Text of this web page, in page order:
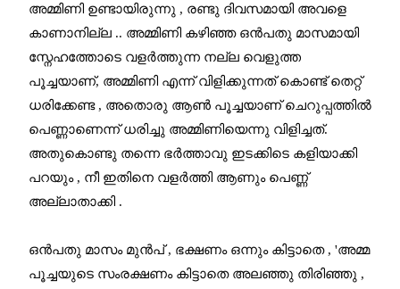
അമ്മിണി ഉണ്ടായിരുന്നു , രണ്ടു ദിവസമായി അവളെ
കാണാനില്ല .. അമ്മിണി കഴിഞ്ഞ ഒൻപതു മാസമായി
സ്നേഹത്തോടെ വളർത്തുന്ന നല്ല വെളുത്ത
പൂച്ചയാണ്, അമ്മിണി എന്ന് വിളിക്കുന്നത് കൊണ്ട് തെറ്റ്
ധരിക്കേണ്ട , അതൊരു ആൺ പൂച്ചയാണ് ചെറുപ്പത്തിൽ
പെണ്ണാണെന്ന് ധരിച്ചു അമ്മിണിയെന്നു വിളിച്ചത്.
അതുകൊണ്ടു തന്നെ ഭർത്താവു ഇടക്കിടെ കളിയാക്കി
പറയും , നീ ഇതിനെ വളർത്തി ആണും പെണ്ണ്
അല്ലാതാക്കി .
ഒൻപതു മാസം മുൻപ് , ഭക്ഷണം ഒന്നും കിട്ടാതെ , 'അമ്മ
പൂച്ചയുടെ സംരക്ഷണം കിട്ടാതെ അലഞ്ഞു തിരിഞ്ഞു ,